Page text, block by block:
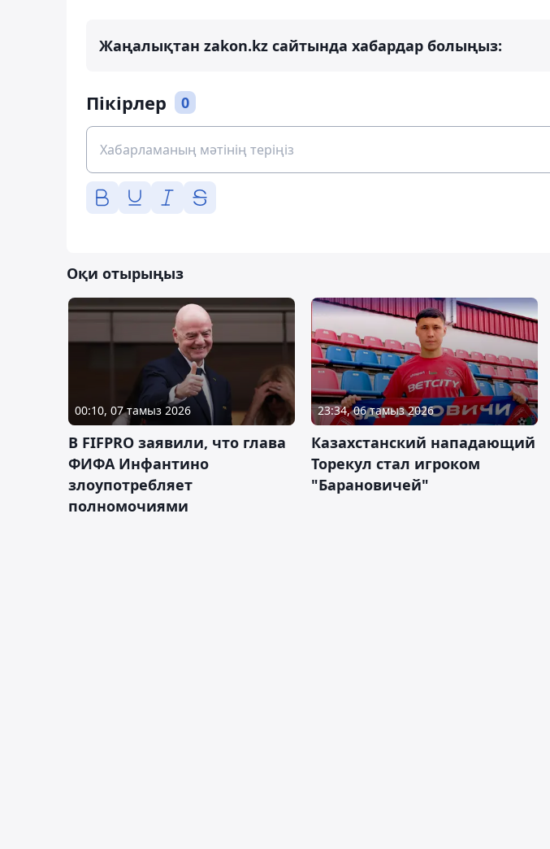
Жаңалықтан zakon.kz сайтында хабардар болыңыз:
Пікірлер 0
Оқи отырыңыз
00:10, 07 тамыз 2026
В FIFPRO заявили, что глава
ФИФА Инфантино
злоупотребляет
полномочиями
23:34, 06 тамыз 2026
Казахстанский нападающий
Торекул стал игроком
"Барановичей"